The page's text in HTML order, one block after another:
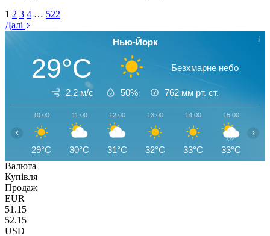
1 2 3 4 … 522
Далі
Нью-Йорк
29°C Безхмарне небо
2.2 м/с 50% 762 мм рт. ст.
10:00
29°C
11:00
30°C
12:00
31°C
13:00
32°C
14:00
33°C
15:00
33°C
‹ ›
Валюта
Купівля
Продаж
EUR
51.15
52.15
USD